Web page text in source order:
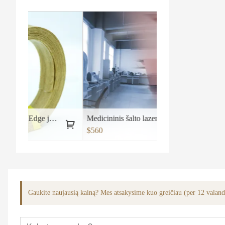
Medicininis šalto lazerio lygio terapijos aparatas Nr.2
$560
Gaukite naujausią kainą? Mes atsakysime kuo greičiau (per 12